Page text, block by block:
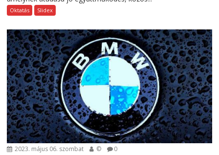
Oktatás Slidex
2023. május 06. szombat © 0